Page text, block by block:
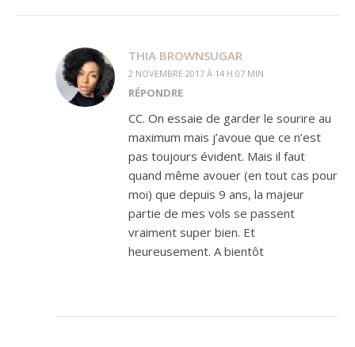
THIA BROWNSUGAR
2 NOVEMBRE 2017 À 14 H 07 MIN
RÉPONDRE
CC. On essaie de garder le sourire au
maximum mais j’avoue que ce n’est
pas toujours évident. Mais il faut
quand même avouer (en tout cas pour
moi) que depuis 9 ans, la majeur
partie de mes vols se passent
vraiment super bien. Et
heureusement. A bientôt